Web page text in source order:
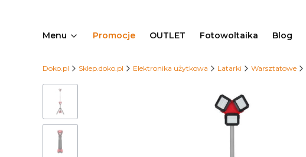
Menu Promocje OUTLET Fotowoltaika Blog
Doko.pl Sklep.doko.pl Elektronika użytkowa Latarki Warsztatowe